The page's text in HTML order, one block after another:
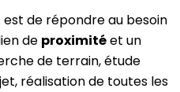
est de répondre au besoin
de proximitéet un
de terrain, étude
réalisation de toutes les